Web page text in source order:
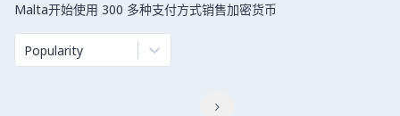
Malta开始使用 300 多种支付方式销售加密货币
Popularity
